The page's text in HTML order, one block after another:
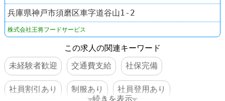
兵庫県神戸市須磨区車字道谷山1-2
株式会社王将フードサービス
この求人の関連キーワード
未経験者歓迎
交通費支給 社保完備
社員割引あり 制服あり
社員登用あり
続きを表示